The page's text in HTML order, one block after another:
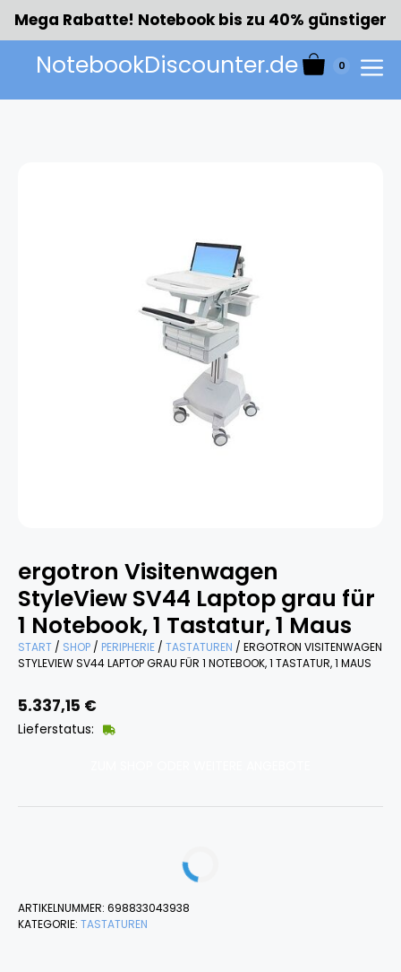
Zum
Inhalt
springen
Mega Rabatte! Notebook bis zu 40% günstiger
NotebookDiscounter.de 0
Menü
ergotron Visitenwagen
StyleView SV44 Laptop grau für
1 Notebook, 1 Tastatur, 1 Maus
START / SHOP / PERIPHERIE / TASTATUREN / ERGOTRON VISITENWAGEN
STYLEVIEW SV44 LAPTOP GRAU FÜR 1 NOTEBOOK, 1 TASTATUR, 1 MAUS
5.337,15 €
Lieferstatus:
ARTIKELNUMMER: 698833043938
KATEGORIE: TASTATUREN